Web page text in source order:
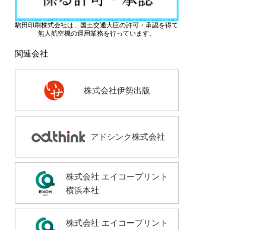
駒田印刷株式会社は、国土交通大臣の許可・承認を得て
無人航空機の運用業務を行っています。
関連会社
株式会社伊勢出版
アドシンク株式会社
株式会社 エイコープリント
横浜本社
株式会社 エイコープリント